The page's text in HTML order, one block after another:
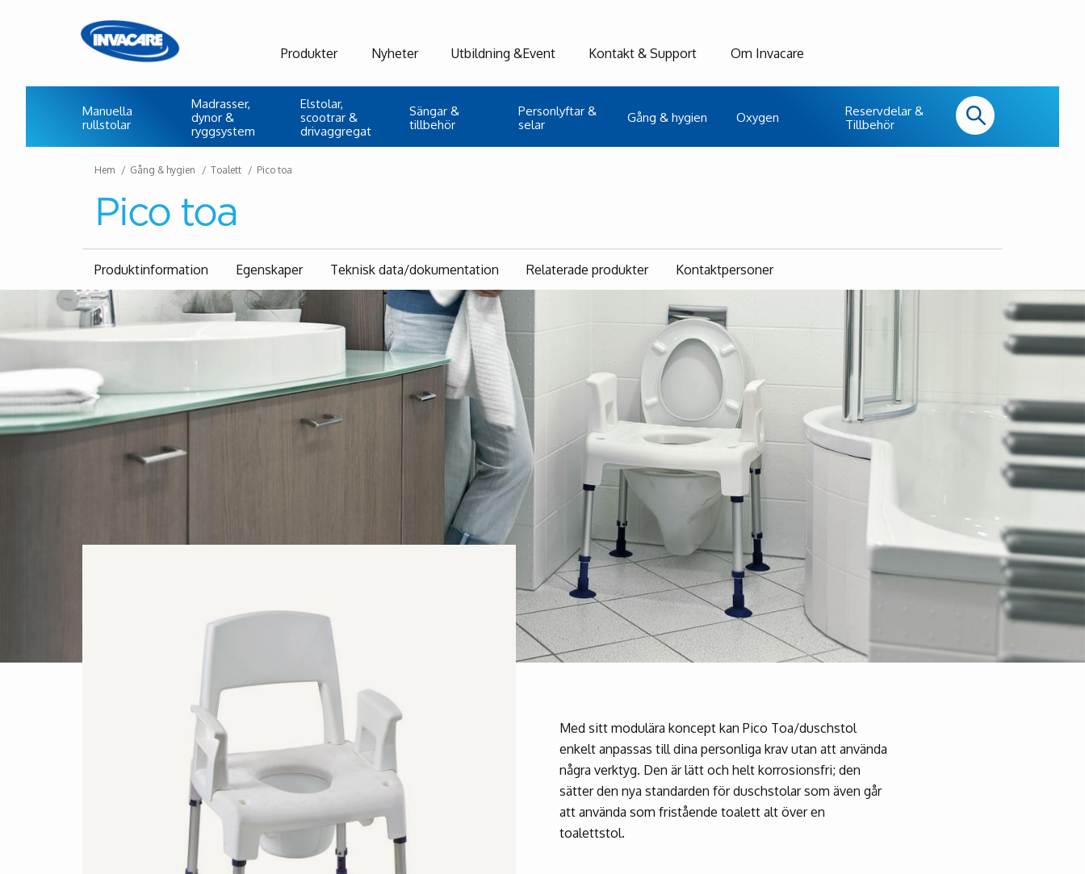
Produkter
Manuella
rullstolar
Madrasser,
dynor &
ryggsystem
Elstolar,
scootrar &
drivaggregat
Sängar &
tillbehör
Personlyftar &
selar
Gång & hygien Oxygen
Reservdelar &
Tillbehör
Nyheter Utbildning &Event Kontakt & Support Om Invacare
Hem Gång & hygien Toalett Pico toa
Pico toa
Produktinformation Egenskaper Teknisk data/dokumentation Relaterade produkter Kontaktpersoner
Med sitt modulära koncept kan Pico Toa/duschstol
enkelt anpassas till dina personliga krav utan att använda
några verktyg. Den är lätt och helt korrosionsfri; den
sätter den nya standarden för duschstolar som även går
att använda som fristående toalett alt över en
toalettstol.